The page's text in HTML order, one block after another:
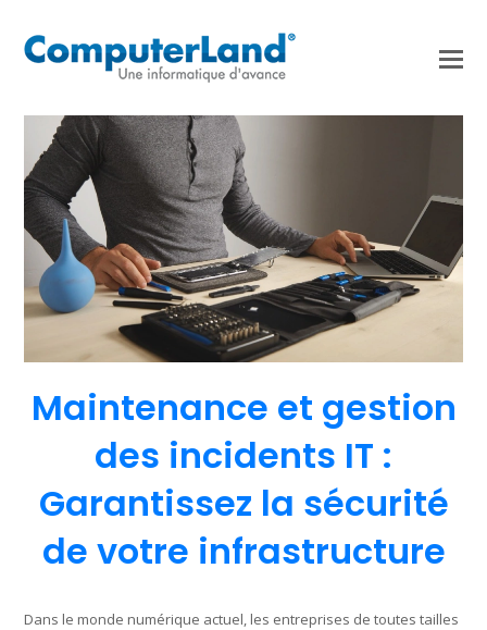
Maintenance et gestion
des incidents IT :
Garantissez la sécurité
de votre infrastructure
Dans le monde numérique actuel, les entreprises de toutes tailles